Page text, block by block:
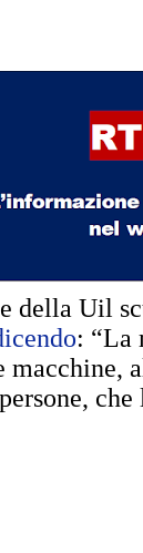
della Uil
: “La
macchine,